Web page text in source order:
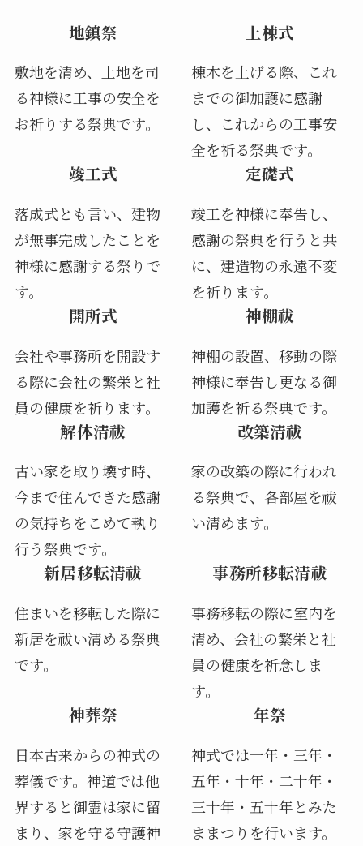
地鎮祭
敷地を清め、土地を司
る神様に工事の安全を
お祈りする祭典です。
上棟式
棟木を上げる際、これ
までの御加護に感謝
し、これからの工事安
全を祈る祭典です。
竣工式
落成式とも言い、建物
が無事完成したことを
神様に感謝する祭りで
す。
定礎式
竣工を神様に奉告し、
感謝の祭典を行うと共
に、建造物の永遠不変
を祈ります。
開所式
会社や事務所を開設す
る際に会社の繁栄と社
員の健康を祈ります。
神棚祓
神棚の設置、移動の際
神様に奉告し更なる御
加護を祈る祭典です。
解体清祓
古い家を取り壊す時、
今まで住んできた感謝
の気持ちをこめて執り
行う祭典です。
改築清祓
家の改築の際に行われ
る祭典で、各部屋を祓
い清めます。
新居移転清祓
住まいを移転した際に
新居を祓い清める祭典
です。
事務所移転清祓
事務移転の際に室内を
清め、会社の繁栄と社
員の健康を祈念しま
す。
神葬祭
日本古来からの神式の
葬儀です。神道では他
界すると御霊は家に留
まり、家を守る守護神
年祭
神式では一年・三年・
五年・十年・二十年・
三十年・五十年とみた
ままつりを行います。